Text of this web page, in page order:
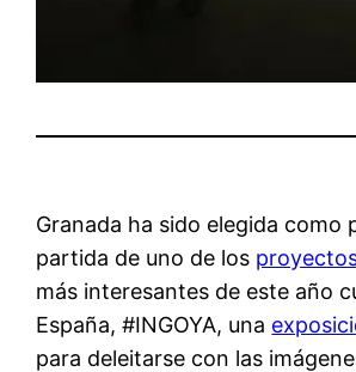
Granada ha sido elegida como
partida de uno de los
más interesantes de este año
España, #INGOYA, una
para deleitarse con las